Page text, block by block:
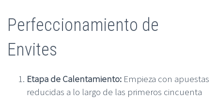
Perfeccionamiento de
Envites
Etapa de Calentamiento: Empieza con apuestas
reducidas a lo largo de las primeros cincuenta